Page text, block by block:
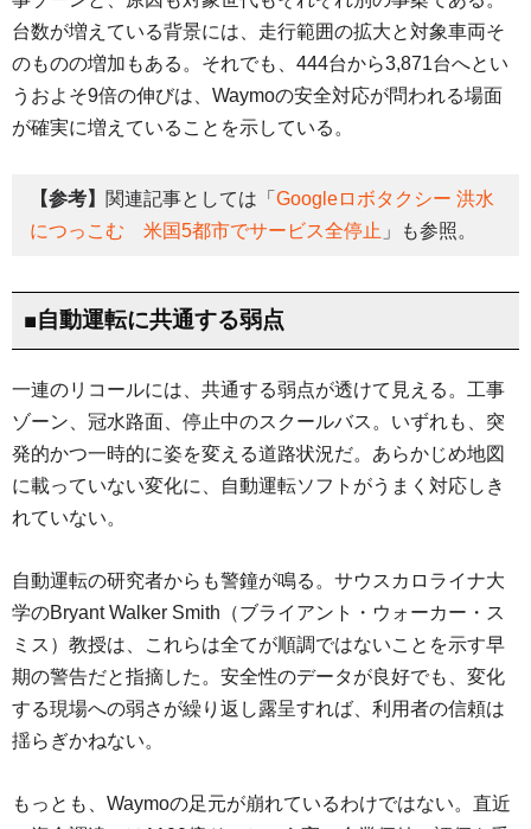
台数が増えている背景には、走行範囲の拡大と対象車両そ
のものの増加もある。それでも、444台から3,871台へとい
うおよそ9倍の伸びは、Waymoの安全対応が問われる場面
が確実に増えていることを示している。
【参考】 関連記事としては「 Googleロボタクシー 洪水
につっこむ 米国5都市でサービス全停止 」も参照。
■自動運転に共通する弱点
一連のリコールには、共通する弱点が透けて見える。工事
ゾーン、冠水路面、停止中のスクールバス。いずれも、突
発的かつ一時的に姿を変える道路状況だ。あらかじめ地図
に載っていない変化に、自動運転ソフトがうまく対応しき
れていない。
自動運転の研究者からも警鐘が鳴る。サウスカロライナ大
学のBryant Walker Smith（ブライアント・ウォーカー・ス
ミス）教授は、これらは全てが順調ではないことを示す早
期の警告だと指摘した。安全性のデータが良好でも、変化
する現場への弱さが繰り返し露呈すれば、利用者の信頼は
揺らぎかねない。
もっとも、Waymoの足元が崩れているわけではない。直近